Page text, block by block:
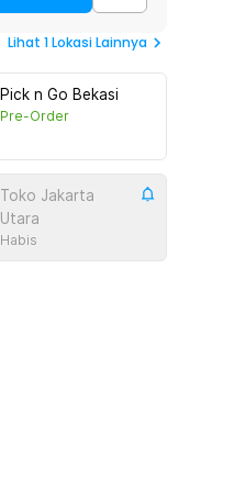
Lihat 1Lokasi Lainnya
Pick n Go Bekasi
Pre-Order
Toko Jakarta
Utara
Habis